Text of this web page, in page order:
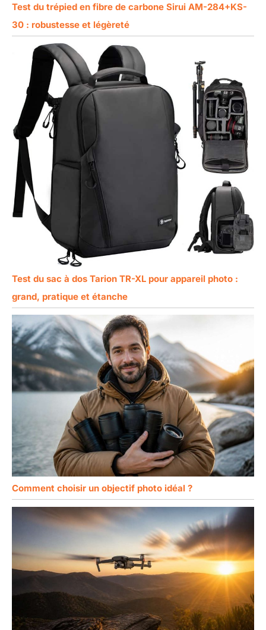
Test du trépied en fibre de carbone Sirui AM-284+KS-
30 : robustesse et légèreté
Test du sac à dos Tarion TR-XL pour appareil photo :
grand, pratique et étanche
Comment choisir un objectif photo idéal ?